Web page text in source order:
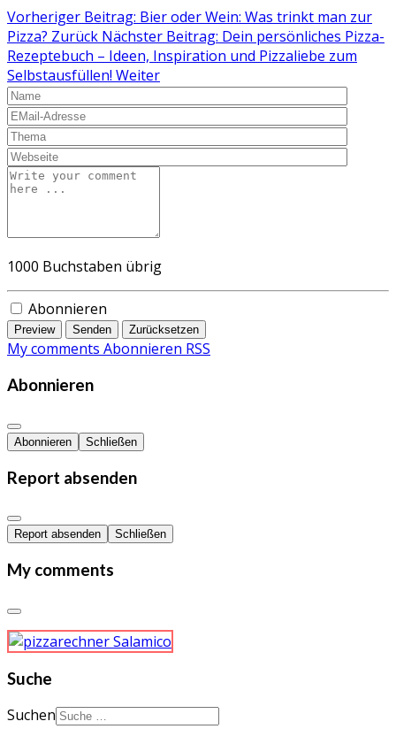
Vorheriger Beitrag: Bier oder Wein: Was trinkt man zur
Pizza? Zurück Nächster Beitrag: Dein persönliches Pizza-
Rezeptebuch – Ideen, Inspiration und Pizzaliebe zum
Selbstausfüllen! Weiter
1000 Buchstaben übrig
Abonnieren
Preview Senden Zurücksetzen
My comments Abonnieren RSS
Abonnieren
Abonnieren Schließen
Report absenden
Report absenden Schließen
My comments
Suche
Suchen